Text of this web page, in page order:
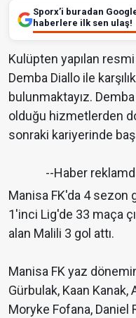
Sporx’i buradan
haberlere ilk sen ulaş!
Kulüpten yapılan
Demba Diallo ile
bulunmaktayız.
olduğu hizmetlerden
sonraki kariyerinde
--Haber
Manisa FK'da 4 sezon
1'inci Lig'de 33 maça
alan Malili 3 gol attı.
Manisa FK yaz
Gürbulak, Kaan Kanak,
Moryke Fofana, Daniel